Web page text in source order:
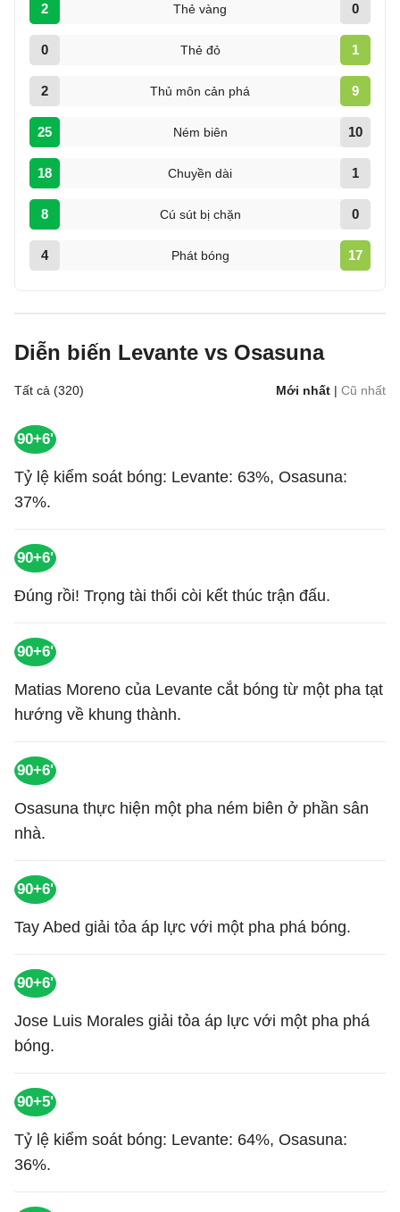
2 Thẻ vàng 0
0 Thẻ đỏ 1
2 Thủ môn cản phá 9
25 Ném biên 10
18 Chuyền dài 1
8 Cú sút bị chặn 0
4 Phát bóng 17
Diễn biến Levante vs Osasuna
Tất cả (320) Mới nhất | Cũ nhất
90+6'
Tỷ lệ kiểm soát bóng: Levante: 63%, Osasuna:
37%.
90+6'
Đúng rồi! Trọng tài thổi còi kết thúc trận đấu.
90+6'
Matias Moreno của Levante cắt bóng từ một pha tạt
hướng về khung thành.
90+6'
Osasuna thực hiện một pha ném biên ở phần sân
nhà.
90+6'
Tay Abed giải tỏa áp lực với một pha phá bóng.
90+6'
Jose Luis Morales giải tỏa áp lực với một pha phá
bóng.
90+5'
Tỷ lệ kiểm soát bóng: Levante: 64%, Osasuna:
36%.